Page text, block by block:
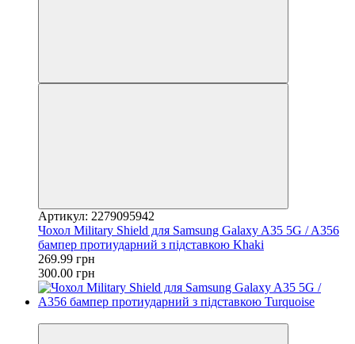
Артикул: 2279095942
Чохол Military Shield для Samsung Galaxy A35 5G / A356
бампер протиударний з підставкою Khaki
269.99 грн
300.00 грн